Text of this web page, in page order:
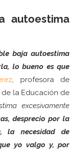
autoestima
baja autoestima
lo bueno es que
, profesora de
de la Educación de
excesivamente
desprecio por la
la necesidad de
yo valgo y, por